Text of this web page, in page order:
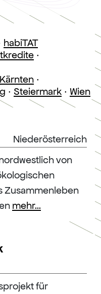
habiTAT
·
Kärnten ·
· Steiermark · Wien
Niederösterreich
von
Zusammenleben
mehr...
für